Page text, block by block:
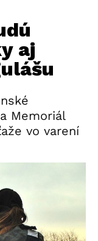
aj
Memoriál
vo varení